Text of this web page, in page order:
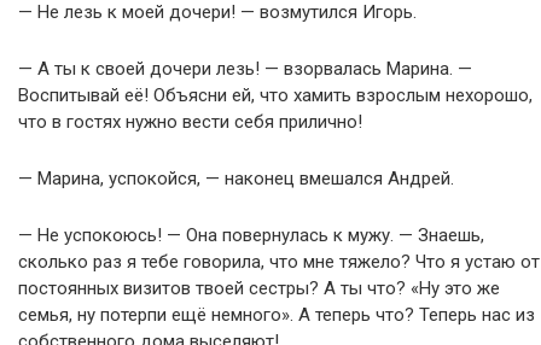
— Не лезь к моей дочери! — возмутился Игорь.
— А ты к своей дочери лезь! — взорвалась Марина. —
Воспитывай её! Объясни ей, что хамить взрослым нехорошо,
что в гостях нужно вести себя прилично!
— Марина, успокойся, — наконец вмешался Андрей.
— Не успокоюсь! — Она повернулась к мужу. — Знаешь,
сколько раз я тебе говорила, что мне тяжело? Что я устаю от
постоянных визитов твоей сестры? А ты что? «Ну это же
семья, ну потерпи ещё немного». А теперь что? Теперь нас из